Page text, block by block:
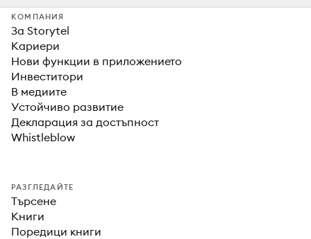
КОМПАНИЯ
За Storytel
Кариери
Нови функции в приложението
Инвеститори
В медиите
Устойчиво развитие
Декларация за достъпност
Whistleblow
РАЗГЛЕДАЙТЕ
Търсене
Книги
Поредици книги